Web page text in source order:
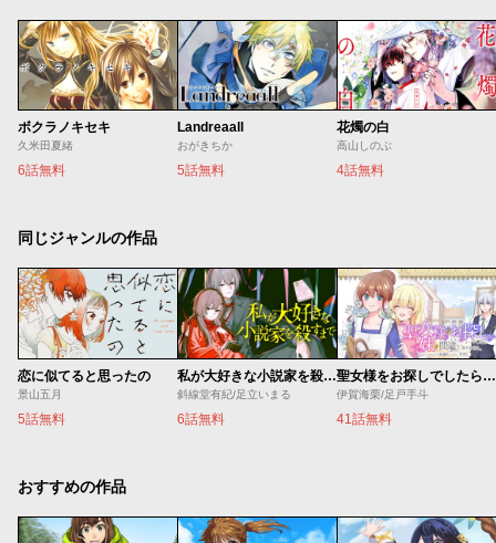
ボクラノキセキ
久米田夏緒
6話無料
Landreaall
おがきちか
5話無料
花燭の白
高山しのぶ
4話無料
同じジャンルの作品
恋に似てると思ったの
景山五月
5話無料
私が大好きな小説家を殺すまで
斜線堂有紀/足立いまる
6話無料
聖女様をお探しでしたら妹で間違いありません。さあどうぞお連れください、今すぐ。
伊賀海栗/足戸手斗
41話無料
おすすめの作品